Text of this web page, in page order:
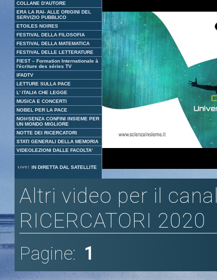
COLLANE D'AUTORE
ERA LA RAI- ALLE ORIGINI DEL
SERVIZIO PUBBLICO
ETOILES NOIRES
FESTIVAL DELLA FILOSOFIA
FESTIVAL DELLA MATEMATICA
FESTIVAL DELLE LETTERATURE
FIEST – Formation Internationale à
l'écriture des séries TV
IFADTV
LETTURE SULLA PACE
L' ITALIA CHE LEGGE
MUSICA E CONCERTI
NOBEL PER LA PACE
NOI#SENZA CONFINI INSIEME PER
UN MONDO MIGLIORE
NOTTE DEI RICERCATORI
STATI GENERALI DELLA MEMORIA
VIDEOLEZIONI DALLE FACOLTA'
IN DIRETTA DAL SATELLITE
16.49%
Altri video per il
RICERCATORI 2020
Pagine: 1